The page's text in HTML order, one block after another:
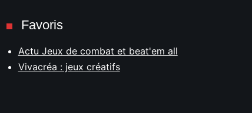
Favoris
Actu Jeux de combat et beat'em all
Vivacréa : jeux créatifs